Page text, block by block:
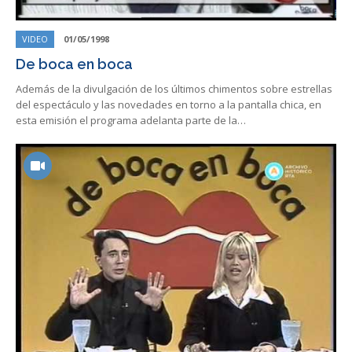
VIDEO 01/05/1998
De boca en boca
Además de la divulgación de los últimos chimentos sobre estrellas
del espectáculo y las novedades en torno a la pantalla chica, en
esta emisión el programa adelanta parte de la…